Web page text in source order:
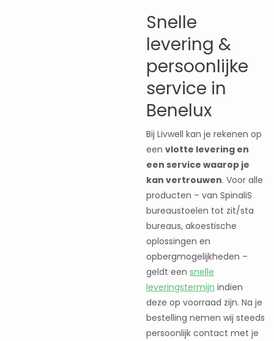
Snelle
levering &
persoonlijke
service in
Benelux
Bij Livwell kan je rekenen op
een vlotte levering en
een service waarop je
kan vertrouwen. Voor alle
producten – van SpinaliS
bureaustoelen tot zit/sta
bureaus, akoestische
oplossingen en
opbergmogelijkheden –
geldt een snelle
leveringstermijn indien
deze op voorraad zijn. Na je
bestelling nemen wij steeds
persoonlijk contact met je